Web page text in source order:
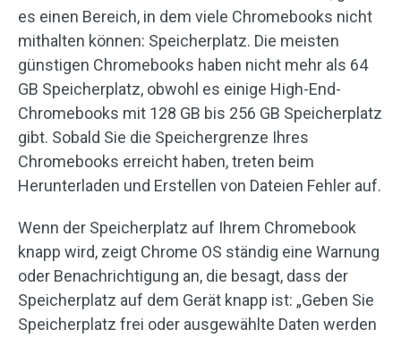
es einen Bereich, in dem viele Chromebooks nicht
mithalten können: Speicherplatz. Die meisten
günstigen Chromebooks haben nicht mehr als 64
GB Speicherplatz, obwohl es einige High-End-
Chromebooks mit 128 GB bis 256 GB Speicherplatz
gibt. Sobald Sie die Speichergrenze Ihres
Chromebooks erreicht haben, treten beim
Herunterladen und Erstellen von Dateien Fehler auf.
Wenn der Speicherplatz auf Ihrem Chromebook
knapp wird, zeigt Chrome OS ständig eine Warnung
oder Benachrichtigung an, die besagt, dass der
Speicherplatz auf dem Gerät knapp ist: „Geben Sie
Speicherplatz frei oder ausgewählte Daten werden